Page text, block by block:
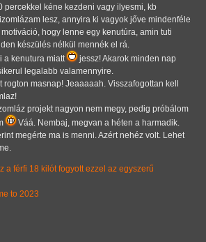
percekkel kéne kezdeni vagy ilyesmi, kb
lesz, annyira ki vagyok jőve mindenféle
hogy lenne egy kenutúra, amin tuti
készülés nélkül mennék el rá.
a kenutura miatt
jessz! Akarok minden nap
legalabb valamennyire.
rogton masnap! Jeaaaaah. Visszafogottan kell
projekt nagyon nem megy, pedig próbálom
Váá. Nembaj, megvan a héten a harmadik.
megérte ma is menni. Azért nehéz volt. Lehet
a férfi 18 kilót fogyott ezzel az egyszerű
to 2023